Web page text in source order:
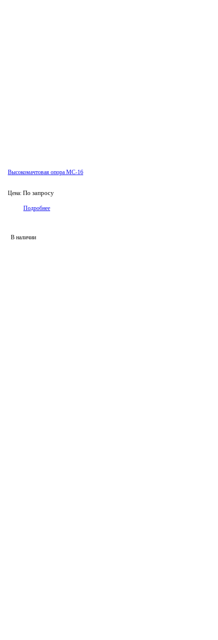
Высокомачтовая опора МС-16
Цена: По запросу
Подробнее
В наличии